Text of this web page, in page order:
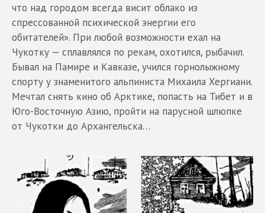
что над городом всегда висит облако из
спрессованной психической энергии его
обитателей». При любой возможности ехал на
Чукотку — сплавлялся по рекам, охотился, рыбачил.
Бывал на Памире и Кавказе, учился горнолыжному
спорту у знаменитого альпиниста Михаила Хергиани.
Мечтал снять кино об Арктике, попасть на Тибет и в
Юго-Восточную Азию, пройти на парусной шлюпке
от Чукотки до Архангельска…